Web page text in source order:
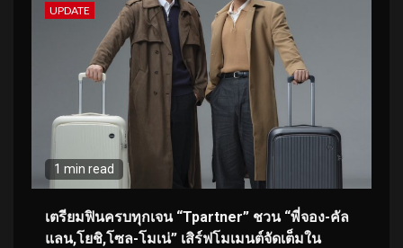
UPDATE
1 min read
เตรียมฟินครบทุกเจน “Tpartner” ชวน “พี่จอง-คัล
แลน,โยชิ,โซล-โมเน่” เสิร์ฟโมเมนต์จัดเต็มใน